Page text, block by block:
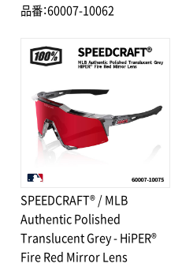
品番：60007-10062
SPEEDCRAFT® / MLB
Authentic Polished
Translucent Grey - HiPER®
Fire Red Mirror Lens